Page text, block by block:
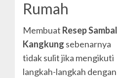
Rumah
Membuat Resep Sambal
Kangkung sebenarnya
tidak sulit jika mengikuti
langkah-langkah dengan